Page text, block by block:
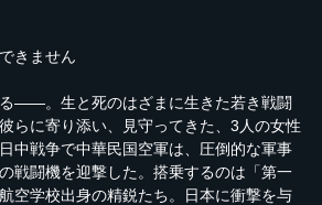
きません
――。生と死のはざまに生きた若き戦闘
らに寄り添い、見守ってきた、3人の女性
中戦争で中華民国空軍は、圧倒的な軍事
戦闘機を迎撃した。搭乗するのは「第一
空学校出身の精鋭たち。日本に衝撃を与